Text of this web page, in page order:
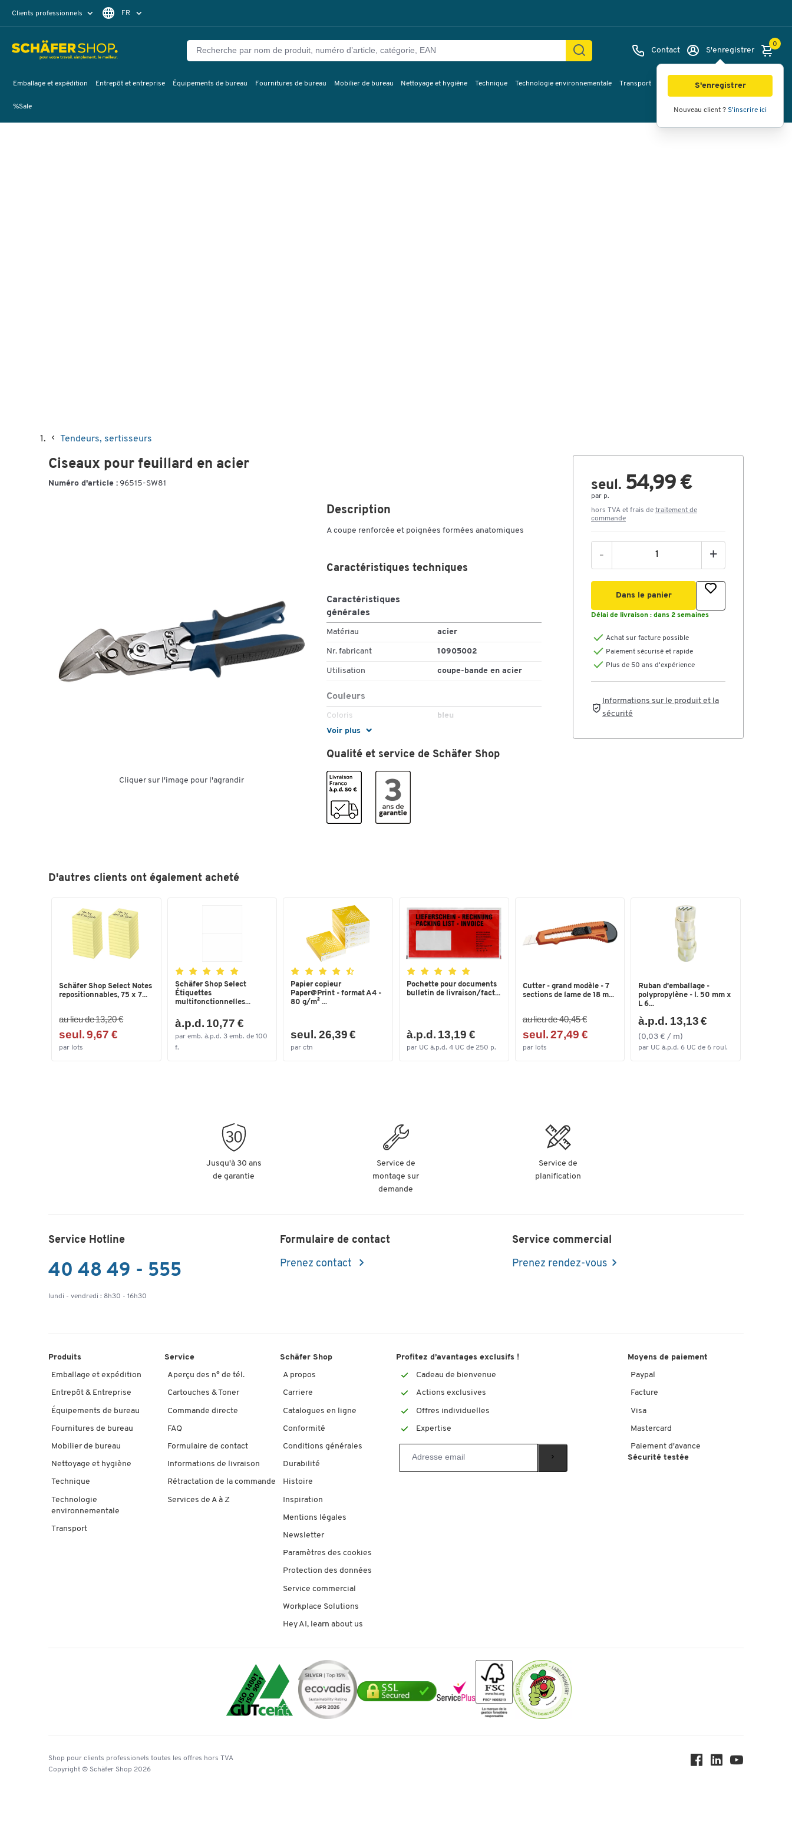
Clients professionnels FR
Contact S'enregistrer
S'enregistrer
Nouveau client ? S'inscrire ici
0
Emballage et expédition Entrepôt et entreprise Équipements de bureau Fournitures de bureau Mobilier de bureau Nettoyage et hygiène Technique Technologie environnementale Transport Services & planification Inspiration
%Sale
Tendeurs, sertisseurs
Ciseaux pour feuillard en acier
Numéro d'article : 96515-SW81
Cliquer sur l'image pour l'agrandir
Description
A coupe renforcée et poignées formées anatomiques
Voir plus
Caractéristiques techniques
Caractéristiques
générales
Matériau acier
Nr. fabricant 10905002
Utilisation coupe-bande en acier
Couleurs
Coloris bleu
Qualité et service de Schäfer Shop
seul. 54,99 €
par p.
hors TVA et frais de traitement de
commande
- +
Dans le panier
Délai de livraison : dans 2 semaines
Achat sur facture possible
Paiement sécurisé et rapide
Plus de 50 ans d'expérience
Informations sur le produit et la
sécurité
D'autres clients ont également acheté
Schäfer Shop Select Notes
repositionnables, 75 x 7...
au lieu de 13,20 €
seul. 9,67 €
par lots
Schäfer Shop Select
Étiquettes
multifonctionnelles...
à.p.d. 10,77 €
par emb. à.p.d. 3 emb. de 100
f.
Papier copieur
Paper@Print - format A4 -
80 g/m² ...
seul. 26,39 €
par ctn
Pochette pour documents
bulletin de livraison/fact...
à.p.d. 13,19 €
par UC à.p.d. 4 UC de 250 p.
Cutter - grand modèle - 7
sections de lame de 18 m...
au lieu de 40,45 €
seul. 27,49 €
par lots
Ruban d'emballage -
polypropylène - l. 50 mm x
L 6...
à.p.d. 13,13 €
(0,03 € / m)
par UC à.p.d. 6 UC de 6 roul.
Images Vidéos Vue à 360
Jusqu'à 30 ans
de garantie
Service de
montage sur
demande
Service de
planification
Service Hotline
40 48 49 - 555
lundi - vendredi : 8h30 - 16h30
Formulaire de contact
Prenez contact
Service commercial
Prenez rendez-vous
Produits
Emballage et expédition
Entrepôt & Entreprise
Équipements de bureau
Fournitures de bureau
Mobilier de bureau
Nettoyage et hygiène
Technique
Technologie
environnementale
Transport
Service
Aperçu des n° de tél.
Cartouches & Toner
Commande directe
FAQ
Formulaire de contact
Informations de livraison
Rétractation de la commande
Services de A à Z
Schäfer Shop
A propos
Carriere
Catalogues en ligne
Conformité
Conditions générales
Durabilité
Histoire
Inspiration
Mentions légales
Newsletter
Paramètres des cookies
Protection des données
Service commercial
Workplace Solutions
Hey AI, learn about us
Profitez d’avantages exclusifs !
Cadeau de bienvenue
Actions exclusives
Offres individuelles
Expertise
Moyens de paiement
Paypal
Facture
Visa
Mastercard
Paiement d'avance
Sécurité testée
Shop pour clients professionels toutes les offres hors TVA
Copyright © Schäfer Shop 2026